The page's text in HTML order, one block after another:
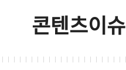
콘텐츠이슈